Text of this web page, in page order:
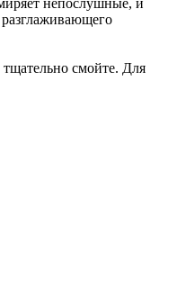
непослушные, и
смойте. Для